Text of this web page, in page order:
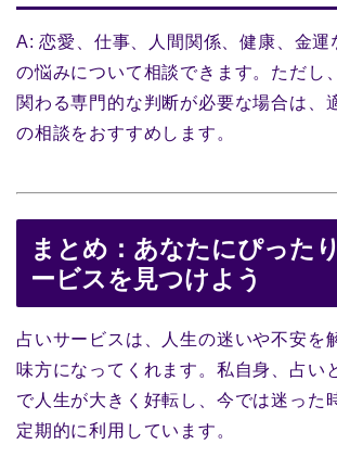
A: 恋愛、仕事、人間関係、健康、金運
の悩みについて相談できます。ただし
関わる専門的な判断が必要な場合は、
の相談をおすすめします。
まとめ：あなたにぴった
ービスを見つけよう
占いサービスは、人生の迷いや不安を
味方になってくれます。私自身、占い
で人生が大きく好転し、今では迷った
定期的に利用しています。